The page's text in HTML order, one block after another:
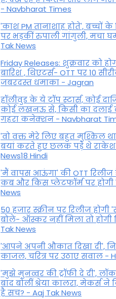
- Navbharat Times
'काश PM तानाशाह होते', बच्चों
पर भड़कीं रुपाली गांगुली, मचा
Tak News
Friday Releases: शुक्रवार को
बारिश , थिएटर्स- OTT पर 10
जबरदस्त धमाका - Jagran
हॉलीवुड के ये टॉप स्टार्स, कोई
कोई लखनऊ से, किसी का दलाई
गहरा कनेक्शन - Navbharat
'वो वक्त मेरे लिए बहुत मुश्किल
बयां करते हुए छलक पड़े थे
News18 Hindi
'मैं वापस आऊंगा' की OTT
कब और किस प्लेटफॉर्म पर होगी
News
50 हजार स्क्रीन पर रिलीज होगी
बोले- ऑस्कर नहीं मिला तो होगी
Tak News
'आपने अपनी औकात दिखा दी',
काजल, चरित्र पर उठाए सवाल -
'मुझे मुनव्वर की ट्रॉफी दे दी',
बाद बोलीं श्रेया कालरा, मेकर्स ने
है सच? - Aaj Tak News